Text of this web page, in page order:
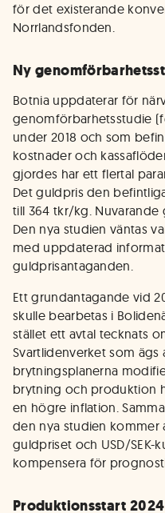
för det existerande
Norrlandsfonden.
Ny
Botnia uppdaterar för
genomförbarhetsstudie
under 2018 och som
kostnader och
gjordes har ett flertal
Det guldpris den
till 364 tkr/kg.
Den nya studien väntas
med uppdaterad
guldprisantaganden.
Ett grundantagande vid
skulle bearbetas i
stället ett avtal tecknats
Svartlidenverket som ägs
brytningsplanerna
brytning och produktion
en högre inflation.
den nya studien kommer
guldpriset och USD/SEK-
kompensera för
Produktionsstart